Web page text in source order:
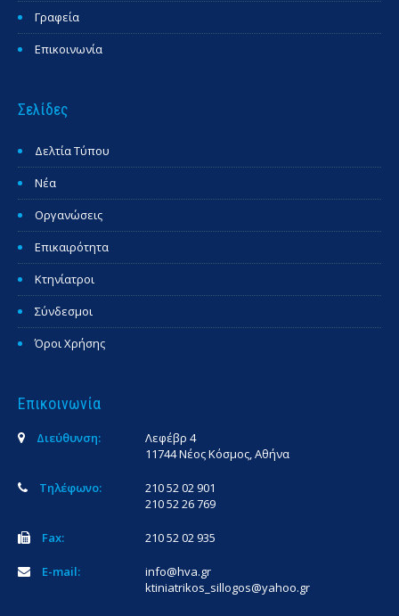
Γραφεία
Επικοινωνία
Σελίδες
Δελτία Τύπου
Νέα
Οργανώσεις
Επικαιρότητα
Κτηνίατροι
Σύνδεσμοι
Όροι Χρήσης
Επικοινωνία
Διεύθυνση:
Λεφέβρ 4
11744 Νέος Κόσμος, Αθήνα
Τηλέφωνο:
210 52 02 901
210 52 26 769
Fax: 210 52 02 935
E-mail:
info@hva.gr
ktiniatrikos_sillogos@yahoo.gr